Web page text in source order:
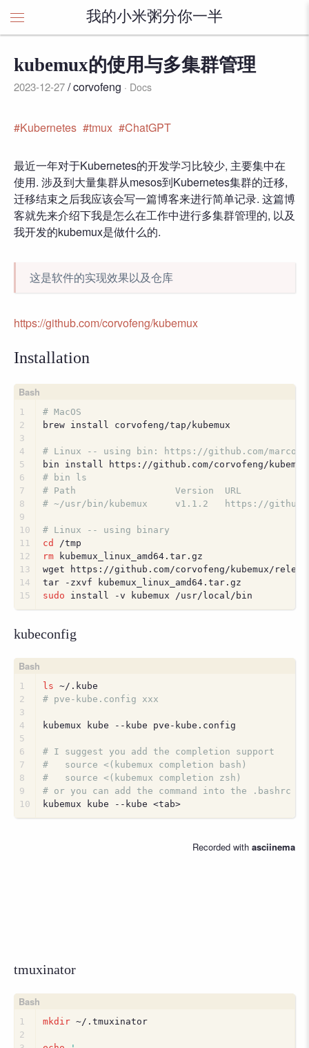
我的小米粥分你一半
kubemux的使用与多集群管理
2023-12-27/ corvofeng Docs
Kubernetes tmux ChatGPT
最近一年对于Kubernetes的开发学习比较少, 主要集中在
使用. 涉及到大量集群从mesos到Kubernetes集群的迁移,
迁移结束之后我应该会写一篇博客来进行简单记录. 这篇博
客就先来介绍下我是怎么在工作中进行多集群管理的, 以及
我开发的kubemux是做什么的.
这是软件的实现效果以及仓库
https://github.com/corvofeng/kubemux
Installation
1
2
3
4
5
6
7
8
9
10
11
12
13
14
15
# MacOS
brew install corvofeng/tap/kubemux
# Linux -- using bin: https://github.com/
bin install https://github.com/corvofeng/
# bin ls
# Path                  Version  URL
# ~/usr/bin/kubemux     v1.1.2   https://
# Linux -- using binary
cd
/tmp
rm kubemux_linux_amd64.tar.gz
wget https://github.com/corvofeng/kubemux/
tar -zxvf kubemux_linux_amd64.tar.gz
sudo install -v kubemux /usr/local/bin
kubeconfig
1
2
3
4
5
6
7
8
9
10
ls ~/.kube
# pve-kube.config xxx
kubemux kube --kube pve-kube.config
# I suggest you add the completion support
#   source <(kubemux completion bash)
#   source <(kubemux completion zsh)
# or you can add the command into the .bashrc
kubemux kube --kube <tab>
tmuxinator
1
2
mkdir ~/.tmuxinator